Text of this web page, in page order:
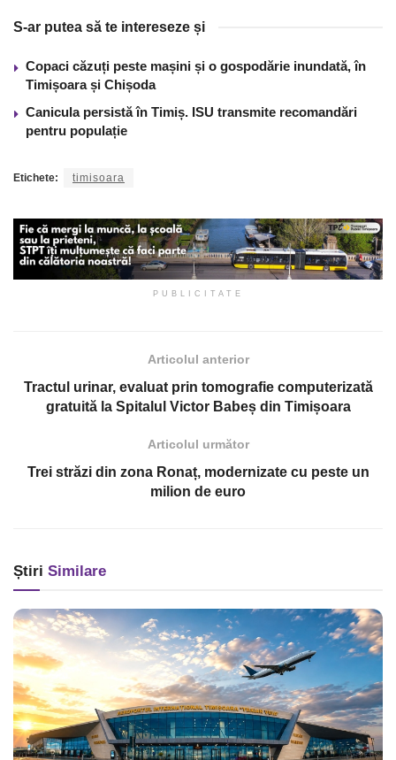
S-ar putea să te intereseze și
Copaci căzuți peste mașini și o gospodărie inundată, în
Timișoara și Chișoda
Canicula persistă în Timiș. ISU transmite recomandări
pentru populație
Etichete: timisoara
PUBLICITATE
Articolul anterior
Tractul urinar, evaluat prin tomografie computerizată
gratuită la Spitalul Victor Babeș din Timișoara
Articolul următor
Trei străzi din zona Ronaț, modernizate cu peste un
milion de euro
Știri Similare